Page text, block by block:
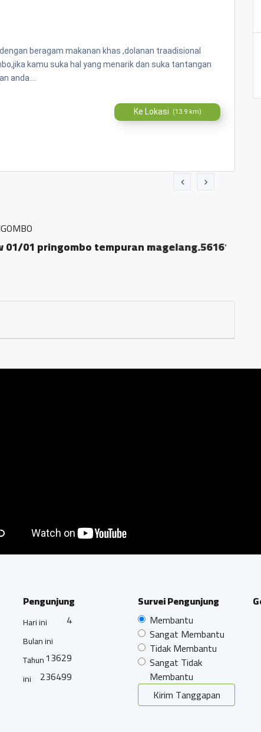
beragam makanan khas ,dolanan traadisional
kamu suka hal yang menarik dan suka tantangan
anda....
Ke Lokasi (13.9 km)
tempuran magelang.56161
Pengunjung
Hari ini 4
Bulan ini
13629
Tahun
ini
236499
Survei Pengunjung
Membantu
Sangat Membantu
Tidak Membantu
Sangat Tidak
Membantu
Kirim Tanggapan